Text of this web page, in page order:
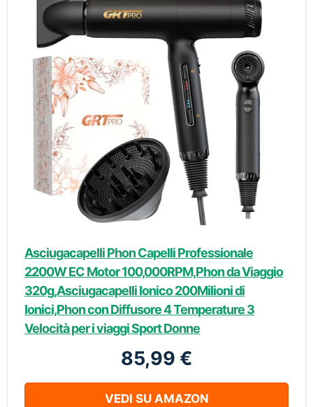
Asciugacapelli Phon Capelli Professionale
2200W EC Motor 100,000RPM,Phon da Viaggio
320g,Asciugacapelli Ionico 200Milioni di
Ionici,Phon con Diffusore 4 Temperature 3
Velocità per i viaggi Sport Donne
85,99 €
VEDI SU AMAZON